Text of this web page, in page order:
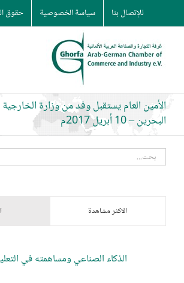
to
content
للإتصال بنا سياسة الخصوصية حقوق
الأمين العام يستقبل وفد من وزارة
البحرين – 10 أبريل 2017م
البحث
الاكثر مشاهدة
الذكاء الصناعي ومساهمته في